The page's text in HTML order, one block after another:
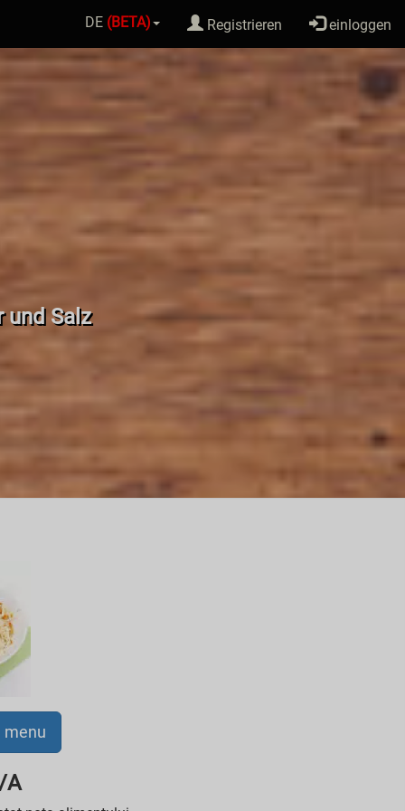
DE (BETA) Registrieren einloggen
und Salz
menu
A